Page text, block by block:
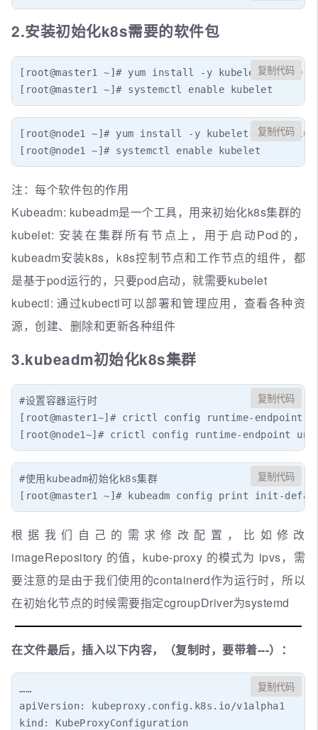
2.安装初始化k8s需要的软件包
[root@master1 ~]# yum install -y kubelet-1.26.0
[root@master1 ~]# systemctl enable kubelet
复制代码
[root@node1 ~]# yum install -y kubelet-1.26.0
[root@node1 ~]# systemctl enable kubelet
复制代码
注：每个软件包的作用
Kubeadm: kubeadm是一个工具，用来初始化k8s集群的
kubelet: 安装在集群所有节点上，用于启动Pod的，
kubeadm安装k8s，k8s控制节点和工作节点的组件，都
是基于pod运行的，只要pod启动，就需要kubelet
kubectl: 通过kubectl可以部署和管理应用，查看各种资
源，创建、删除和更新各种组件
3.kubeadm初始化k8s集群
#设置容器运行时
[root@master1~]# crictl config runtime-endpoint
[root@node1~]# crictl config runtime-endpoint
复制代码
#使用kubeadm初始化k8s集群
[root@master1 ~]# kubeadm config print init-
复制代码
根据我们自己的需求修改配置，比如修改
imageRepository 的值，kube-proxy 的模式为 ipvs，需
要注意的是由于我们使用的containerd作为运行时，所以
在初始化节点的时候需要指定cgroupDriver为systemd
在文件最后，插入以下内容，（复制时，要带着---）：
……
apiVersion: kubeproxy.config.k8s.io/v1alpha1
kind: KubeProxyConfiguration
复制代码